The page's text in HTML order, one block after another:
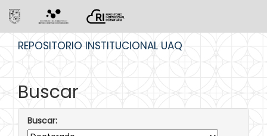
REPOSITORIO INSTITUCIONAL UAQ
Buscar
Buscar: